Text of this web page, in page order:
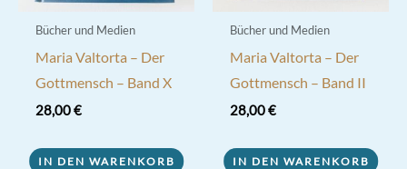
Bücher und Medien
Maria Valtorta – Der
Gottmensch – Band X
28,00€
IN DEN WARENKORB
Bücher und Medien
Maria Valtorta – Der
Gottmensch – Band II
28,00€
IN DEN WARENKORB